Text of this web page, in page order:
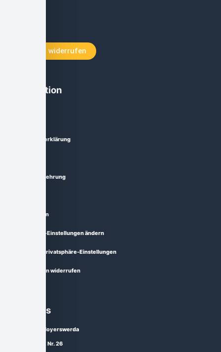
Vertrag widerrufen
Information
Datenschutzerklärung
Widerrufsbelehrung
Zahlungsarten
Privatsphäre-Einstellungen ändern
Historie der Privatsphäre-Einstellungen
Einwilligungen widerrufen
Über uns
02977 Hoyerswerda
Straße E Nr. 26